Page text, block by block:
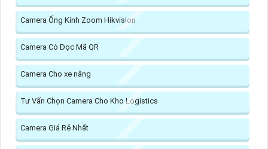
Camera Ống Kính Zoom Hikvision
Camera Có Đọc Mã QR
Camera Cho xe nâng
Tư Vấn Chọn Camera Cho Kho Logistics
Camera Giá Rẻ Nhất